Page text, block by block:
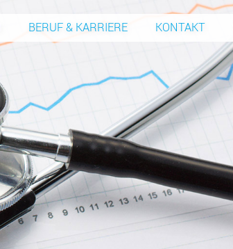
BERUF & KARRIERE KONTAKT